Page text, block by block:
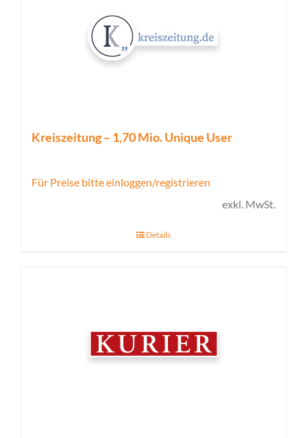
Kreiszeitung – 1,70 Mio. Unique User
Für Preise bitte einloggen/registrieren
exkl. MwSt.
Details